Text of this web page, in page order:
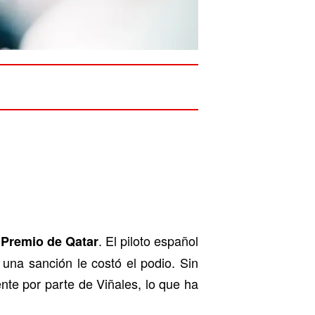
de Qatar. El piloto español
sanción le costó el podio. Sin
por parte de Viñales, lo que ha